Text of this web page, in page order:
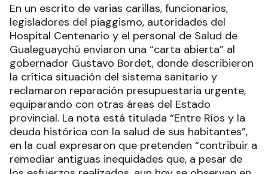
En un escrito de varias carillas, funcionarios,
legisladores del piaggismo, autoridades del
Hospital Centenario y el personal de Salud de
Gualeguaychú enviaron una “carta abierta” al
gobernador Gustavo Bordet, donde describieron
la crítica situación del sistema sanitario y
reclamaron reparación presupuestaria urgente,
equiparando con otras áreas del Estado
provincial. La nota está titulada “Entre Ríos y la
deuda histórica con la salud de sus habitantes”,
en la cual expresaron que pretenden “contribuir a
remediar antiguas inequidades que, a pesar de